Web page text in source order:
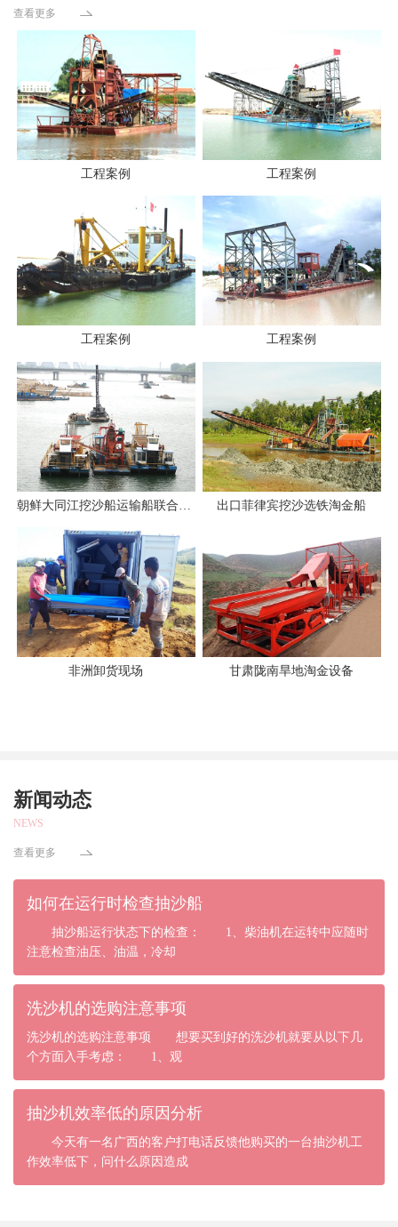
查看更多
工程案例 工程案例
工程案例 工程案例
出口菲律宾挖沙选铁淘金船
非洲卸货现场 甘肃陇南旱地淘金设备
新闻动态
NEWS
查看更多
如何在运行时检查抽沙船
抽沙船运行状态下的检查： 1、柴油机在运转中应随时
注意检查油压、油温，冷却
洗沙机的选购注意事项
洗沙机的选购注意事项 想要买到好的洗沙机就要从以下几
个方面入手考虑： 1、观
抽沙机效率低的原因分析
今天有一名广西的客户打电话反馈他购买的一台抽沙机工
作效率低下，问什么原因造成